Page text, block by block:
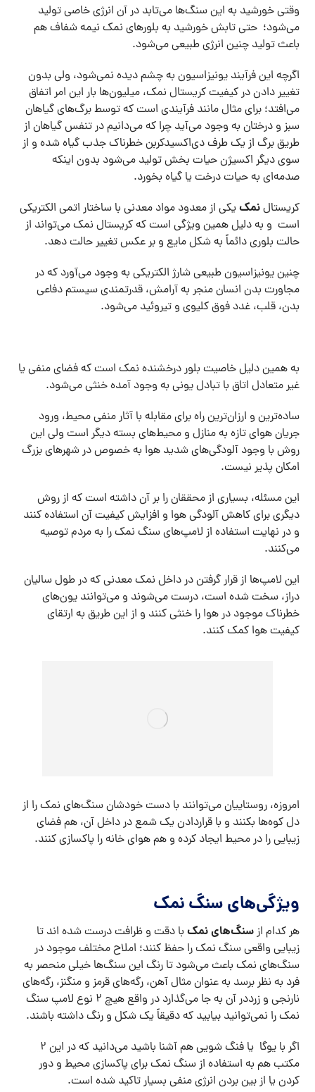
وقتی خورشید به این سنگ‌ها می‌تابد در آن انرژی خاصی تولید
می‌شود؛ حتی تابش خورشید به بلور‌های نمک نیمه شفاف هم
باعث تولید چنین انرژی طبیعی می‌شود.
اگرچه این فرآیند یونیزاسیون به چشم دیده نمی‌شود، ولی بدون
تغییر دادن در کیفیت کریستال نمک، میلیون‌ها بار این امر اتفاق
می‌افتد؛ برای مثال مانند فرآیندی است که توسط برگ‌های گیاهان
سبز و درختان به وجود می‌آید چرا که می‌دانیم در تنفس گیاهان از
طریق برگ از یک طرف دی‌اکسیدکربن خطرناک جذب گیاه شده و از
سوی دیگر اکسیژن حیات بخش تولید می‌شود بدون اینکه
صدمه‌ای به حیات درخت یا گیاه بخورد.
کریستالنمکیکی از معدود مواد معدنی با ساختار اتمی الکتریکی
است و به دلیل همین ویژگی است که کریستال نمک می‌تواند از
حالت بلوری دائماً به شکل مایع و بر عکس تغییر حالت دهد.
چنین یونیزاسیون طبیعی شارژ الکتریکی به وجود می‌آورد که در
مجاورت بدن انسان منجر به آرامش، قدرتمندی سیستم دفاعی
بدن، قلب، غدد فوق کلیوی و تیروئید می‌شود.
به همین دلیل خاصیت بلور درخشنده نمک است که فضای منفی یا
غیر متعادل اتاق با تبادل یونی به وجود آمده خنثی می‌شود.
ساده‌ترین و ارزان‌ترین راه برای مقابله با آثار منفی محیط، ورود
جریان هوای تازه به منازل و محیط‌های بسته دیگر است ولی این
روش با وجود آلودگی‌های شدید هوا به خصوص در شهر‌های بزرگ
امکان پذیر نیست.
این مسئله، بسیاری از محققان را بر آن داشته است که از روش
دیگری برای کاهش آلودگی هوا و افزایش کیفیت آن استفاده کنند
و در نهایت استفاده از لامپ‌های سنگ نمک را به مردم توصیه
می‌کنند.
این لامپ‌ها از قرار گرفتن در داخل نمک معدنی‌ که در طول سالیان
دراز، سخت شده است، درست می‌شوند و می‌توانند یون‌های
خطرناک موجود در هوا را خنثی کنند و از این طریق به ارتقای
کیفیت هوا کمک کنند.
امروزه، روستاییان می‌توانند با دست خودشان سنگ‌های نمک را از
دل کوه‌ها بکنند و با قراردادن یک شمع در داخل آن، هم فضای
زیبایی را در محیط ایجاد کرده و هم هوای خانه را پاکسازی کنند.
ویژگی‌های سنگ نمک
هر کدام ازسنگ‌های نمک با دقت و ظرافت درست شده اند تا
زیبایی واقعی سنگ نمک را حفظ کنند؛ املاح مختلف موجود در
سنگ‌های نمک باعث می‌شود تا رنگ این سنگ‌ها خیلی منحصر به
فرد به نظر برسد به عنوان مثال آهن، رگه‌های قرمز و منگنز، رگه‌های
نارنجی و زرددر آن به جا می‌گذارد در واقع هیچ ۲ نوع لامپ سنگ
نمک را نمی‌توانید بیابید که دقیقاً یک شکل و رنگ داشته باشند.
اگر با یوگا یا فنگ شویی هم آشنا باشید می‌دانید که در این ۲
مکتب هم به استفاده از سنگ نمک برای پاکسازی محیط و دور
کردن یا از بین بردن انرژی منفی بسیار تاکید شده است.